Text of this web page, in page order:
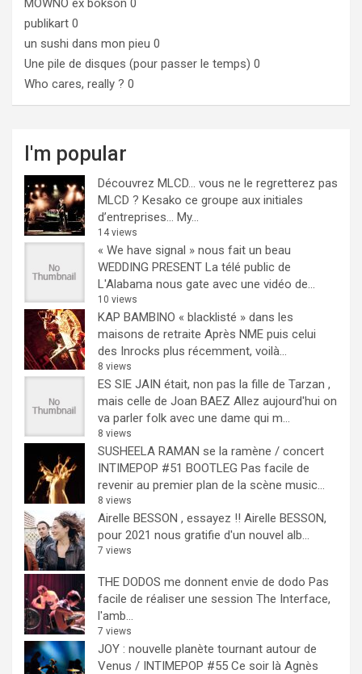
MOWNO ex bokson 0
publikart 0
un sushi dans mon pieu 0
Une pile de disques (pour passer le temps) 0
Who cares, really ? 0
I'm popular
Découvrez MLCD… vous ne le regretterez pas
MLCD ? Kesako ce groupe aux initiales
d’entreprises… My...
14 views
« We have signal » nous fait un beau
WEDDING PRESENT La télé public de
L'Alabama nous gate avec une vidéo de...
10 views
KAP BAMBINO « blacklisté » dans les
maisons de retraite Après NME puis celui
des Inrocks plus récemment, voilà...
8 views
ES SIE JAIN était, non pas la fille de Tarzan ,
mais celle de Joan BAEZ Allez aujourd'hui on
va parler folk avec une dame qui m...
8 views
SUSHEELA RAMAN se la ramène / concert
INTIMEPOP #51 BOOTLEG Pas facile de
revenir au premier plan de la scène music...
8 views
Airelle BESSON , essayez !! Airelle BESSON,
pour 2021 nous gratifie d'un nouvel alb...
7 views
THE DODOS me donnent envie de dodo Pas
facile de réaliser une session The Interface,
l'amb...
7 views
JOY : nouvelle planète tournant autour de
Venus / INTIMEPOP #55 Ce soir là Agnès